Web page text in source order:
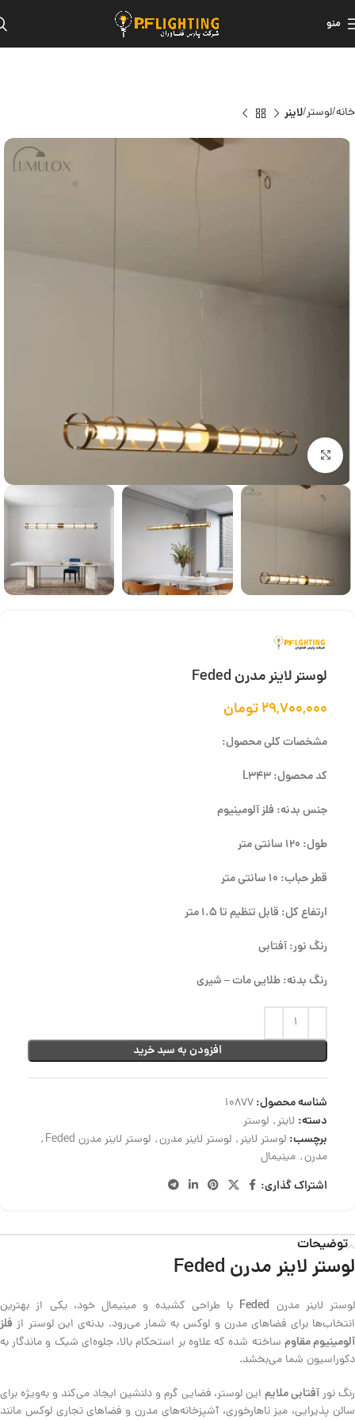
منو
خانه لوستر لاینر
بزرگنمایی تصویر
لوستر لاینر مدرن Feded
۲۹,۷۰۰,۰۰۰تومان
مشخصات کلی محصول:
کد محصول: L343
جنس بدنه: فلز آلومینیوم
طول: 120 سانتی متر
قطر حباب: 10 سانتی متر
ارتفاع کل: قابل تنظیم تا 1.5 متر
رنگ نور: آفتابی
رنگ بدنه: طلایی مات – شیری
افزودن به سبد خرید
شناسه محصول:10877
دسته: لاینر, لوستر
برچسب: لوستر لاینر, لوستر لاینر مدرن, لوستر لاینر مدرن Feded
,
مدرن, مینیمال
اشتراک گذاری:
توضیحات
لوستر لاینر مدرن Feded
لوستر لاینر مدرن Feded با طراحی کشیده و مینیمال خود، یکی از بهترین
انتخاب‌ها برای فضاهای مدرن و لوکس به شمار می‌رود. بدنه‌ی این لوستر از فلز
آلومینیوم مقاوم ساخته شده که علاوه بر استحکام بالا، جلوه‌ای شیک و ماندگار به
دکوراسیون شما می‌بخشد.
رنگ نورآفتابی ملایم این لوستر، فضایی گرم و دلنشین ایجاد می‌کند و به‌ویژه برای
سالن پذیرایی، میز ناهارخوری، آشپزخانه‌های مدرن و فضاهای تجاری لوکس مانند